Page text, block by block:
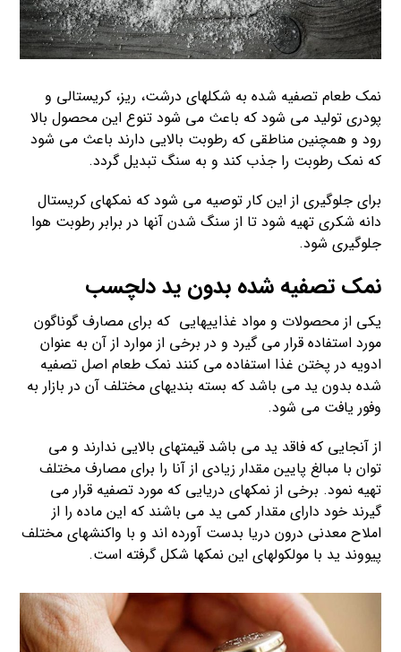
نمک طعام تصفیه شده به شکلهای درشت، ریز، کریستالی و
پودری تولید می شود که باعث می شود تنوع این محصول بالا
رود و همچنین مناطقی که رطوبت بالایی دارند باعث می شود
که نمک رطوبت را جذب کند و به سنگ تبدیل گردد.
برای جلوگیری از این کار توصیه می شود که نمکهای کریستال
دانه شکری تهیه شود تا از سنگ شدن آنها در برابر رطوبت هوا
جلوگیری شود.
نمک تصفیه شده بدون ید دلچسب
یکی از محصولات و مواد غذاییهایی که برای مصارف گوناگون
مورد استفاده قرار می گیرد و در برخی از موارد از آن به عنوان
ادویه در پختن غذا استفاده می کنند نمک طعام اصل تصفیه
شده بدون ید می باشد که بسته بندیهای مختلف آن در بازار به
وفور یافت می شود.
از آنجایی که فاقد ید می باشد قیمتهای بالایی ندارند و می
توان با مبالغ پایین مقدار زیادی از آنا را برای مصارف مختلف
تهیه نمود. برخی از نمکهای دریایی که مورد تصفیه قرار می
گیرند خود دارای مقدار کمی ید می باشند که این ماده را از
املاح معدنی درون دریا بدست آورده اند و با واکنشهای مختلف
پیووند ید با مولکولهای این نمکها شکل گرفته است.